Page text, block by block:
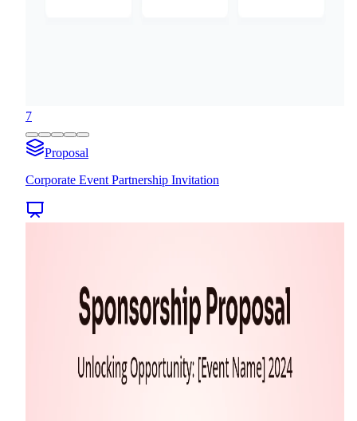
7
Proposal
Corporate Event Partnership Invitation